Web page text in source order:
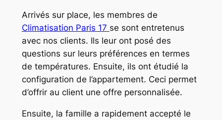
Arrivés sur place, les membres de
Climatisation Paris 17 se sont entretenus
avec nos clients. Ils leur ont posé des
questions sur leurs préférences en termes
de températures. Ensuite, ils ont étudié la
configuration de l’appartement. Ceci permet
d’offrir au client une offre personnalisée.
Ensuite, la famille a rapidement accepté le